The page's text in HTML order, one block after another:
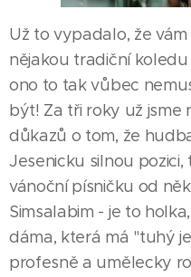
Už to vypadalo, že
nějakou tradiční
ono to tak vůbec
být! Za tři roky už jsme
důkazů o tom, že
Jesenicku silnou
vánoční písničku od
Simsalabim - je to
dáma, která má "tuhý
profesně a umělecky